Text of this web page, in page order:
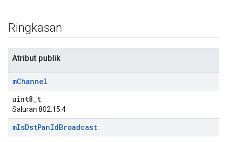
Ringkasan
Atribut publik
mChannel
uint8_t
Saluran 802.15.4
mIsDstPanIdBroadcast